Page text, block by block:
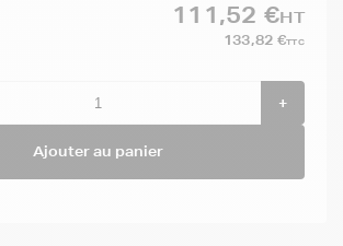
111,52 €HT
133,82 €TTC
+
Ajouter au panier